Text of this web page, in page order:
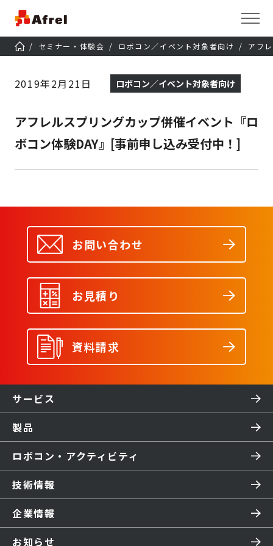
セミナー・体験会 ロボコン／イベント対象者向け アフ
2019年2月21日 ロボコン／イベント対象者向け
アフレルスプリングカップ併催イベント『ロ
ボコン体験DAY』[事前申し込み受付中！]
お問い合わせ
お見積り
資料請求
サービス
製品
ロボコン・アクティビティ
技術情報
企業情報
お知らせ